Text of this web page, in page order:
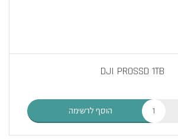
DJI PROSSD 1TB
הוסף לרשימה